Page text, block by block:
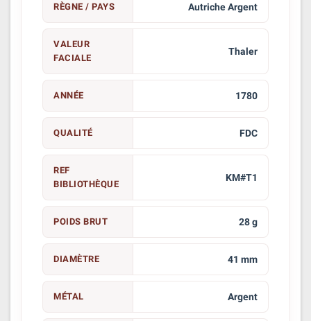
RÈGNE / PAYS Autriche Argent
VALEUR
FACIALE
Thaler
ANNÉE 1780
QUALITÉ FDC
REF
BIBLIOTHÈQUE
KM#T1
POIDS BRUT 28 g
DIAMÈTRE 41 mm
MÉTAL Argent